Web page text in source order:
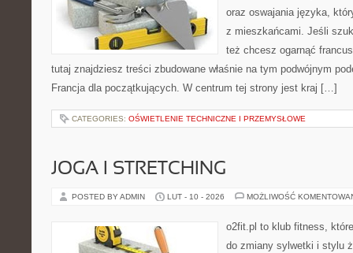
oraz oswajania języka,
z mieszkańcami. Jeśli
też chcesz ogarnąć
tutaj znajdziesz treści zbudowane właśnie na tym podwójnym
Francja dla początkujących. W centrum tej strony jest kraj […]
CATEGORIES: OŚWIETLENIE TECHNICZNE I PRZEMYSŁOWE
JOGA I STRETCHING
POSTED BY ADMIN LUT - 10 - 2026 MOŻLIWOŚĆ
o2fit.pl to klub fitness,
do zmiany sylwetki i stylu